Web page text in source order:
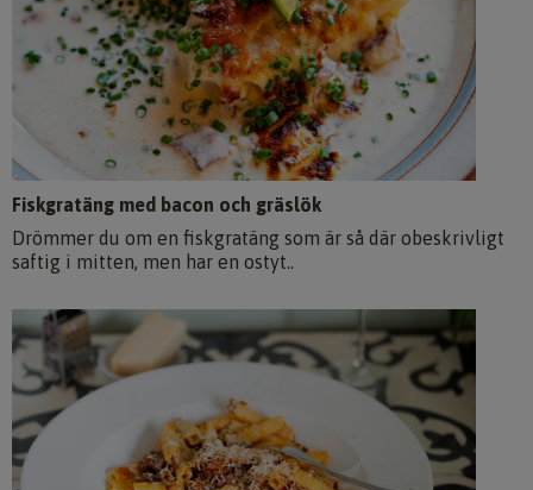
Fiskgratäng med bacon och gräslök
Drömmer du om en fiskgratäng som är så där obeskrivligt
saftig i mitten, men har en ostyt..